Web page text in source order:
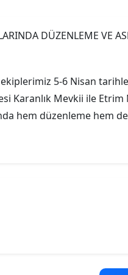
5-6 Nisan
Karanlık Mevkii ile
hem düzenleme hem